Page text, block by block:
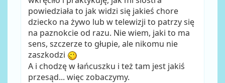
powiedziała to jak widzi się jakieś chore
dziecko na żywo lub w telewizji to patrzy się
na paznokcie od razu. Nie wiem, jaki to ma
sens, szczerze to głupie, ale nikomu nie
zaszkodzi
A i chodzę w łańcuszku i też tam jest jakiś
przesąd... więc zobaczymy.